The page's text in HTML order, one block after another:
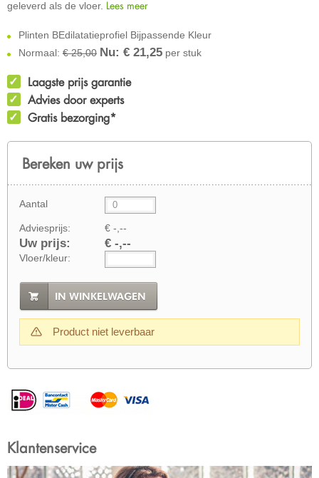
geleverd als de vloer. Lees meer
Plinten BEdilatatieprofiel Bijpassende Kleur
Normaal: € 25,00 Nu: € 21,25 per stuk
Laagste prijs garantie
Advies door experts
Gratis bezorging*
Bereken uw prijs
Aantal
Adviesprijs: € -,--
Uw prijs: € -,--
Vloer/kleur:
IN WINKELWAGEN
Product niet leverbaar
Klantenservice